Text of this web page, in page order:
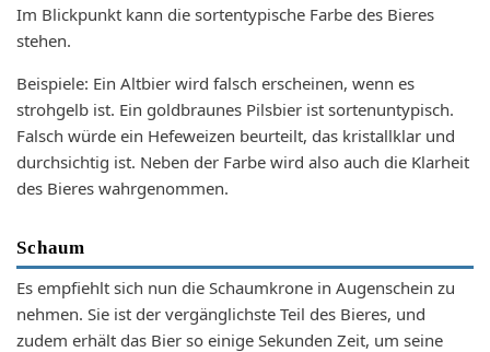
Im Blickpunkt kann die sortentypische Farbe des Bieres
stehen.
Beispiele: Ein Altbier wird falsch erscheinen, wenn es
strohgelb ist. Ein goldbraunes Pilsbier ist sortenuntypisch.
Falsch würde ein Hefeweizen beurteilt, das kristallklar und
durchsichtig ist. Neben der Farbe wird also auch die Klarheit
des Bieres wahrgenommen.
Schaum
Es empfiehlt sich nun die Schaumkrone in Augenschein zu
nehmen. Sie ist der vergänglichste Teil des Bieres, und
zudem erhält das Bier so einige Sekunden Zeit, um seine